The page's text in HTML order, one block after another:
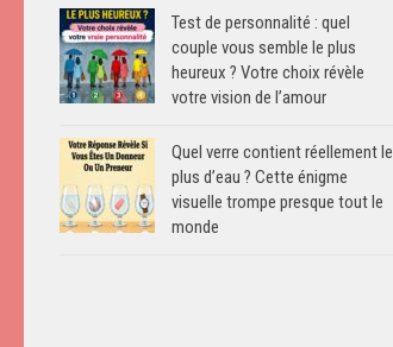
Test de personnalité : quel
couple vous semble le plus
heureux ? Votre choix révèle
votre vision de l’amour
Quel verre contient réellement le
plus d’eau ? Cette énigme
visuelle trompe presque tout le
monde